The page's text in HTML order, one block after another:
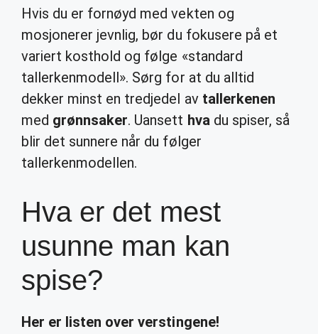
Hvis du er fornøyd med vekten og
mosjonerer jevnlig, bør du fokusere på et
variert kosthold og følge «standard
tallerkenmodell». Sørg for at du alltid
dekker minst en tredjedel av tallerkenen
med grønnsaker. Uansett hvadu spiser, så
blir det sunnere når du følger
tallerkenmodellen.
Hva er det mest
usunne man kan
spise?
Her er listen over verstingene!